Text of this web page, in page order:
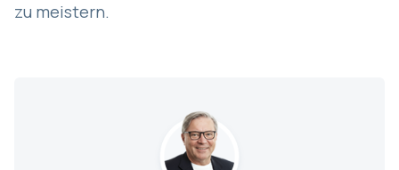
zu meistern.